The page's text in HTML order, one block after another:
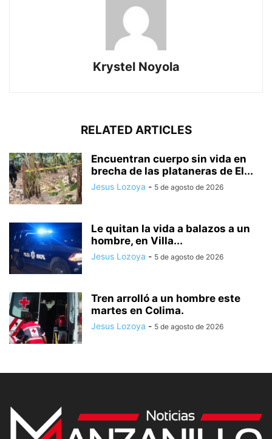
Krystel Noyola
RELATED ARTICLES
Encuentran cuerpo sin vida en
brecha de las plataneras de El...
Jesus Lozoya - 5 de agosto de 2026
Le quitan la vida a balazos a un
hombre, en Villa...
Jesus Lozoya - 5 de agosto de 2026
Tren arrolló a un hombre este
martes en Colima.
Jesus Lozoya - 5 de agosto de 2026